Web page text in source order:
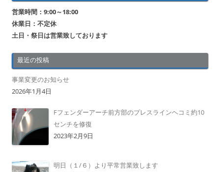
営業時間：9:00～18:00
休業日：不定休
土日・祭日は営業致しております
最近の投稿
事業変更のお知らせ
2026年1月4日
Fフェンダーアーチ前方部のプレスラインヘコミ約10
センチを修復
2023年2月9日
明日（１/６）より平常営業致します